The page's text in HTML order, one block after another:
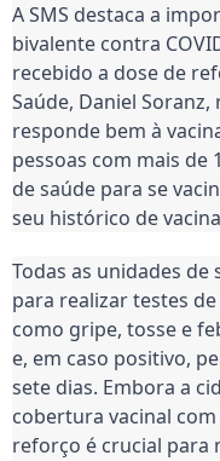
A SMS destaca a
bivalente contra
recebido a dose de
Saúde, Daniel
responde bem à
pessoas com mais de
de saúde para se
seu histórico de
Todas as unidades
para realizar testes
como gripe, tosse e
e, em caso positivo,
sete dias. Embora a
cobertura vacinal
reforço é crucial para